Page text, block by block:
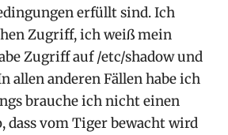
erfüllt sind. Ich
Zugriff, ich weiß mein
Zugriff auf /etc/shadow und
allen anderen Fällen habe ich
brauche ich nicht einen
dass vom Tiger bewacht wird